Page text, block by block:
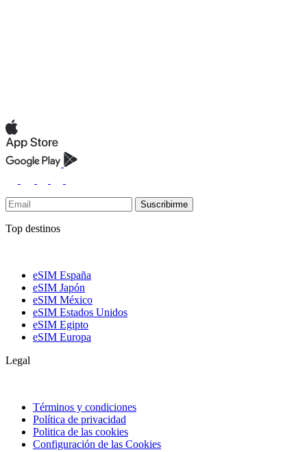
Suscribirme
Top destinos
eSIM España
eSIM Japón
eSIM México
eSIM Estados Unidos
eSIM Egipto
eSIM Europa
Legal
Términos y condiciones
Política de privacidad
Politica de las cookies
Configuración de las Cookies